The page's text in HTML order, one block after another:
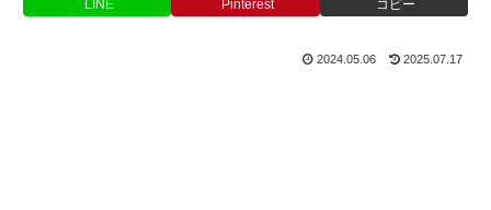
LINE Pinterest コピー
2024.05.06 2025.07.17